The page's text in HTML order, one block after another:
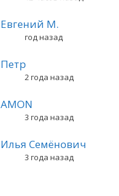
Евгений М.
год назад
Петр
2 года назад
AMON
3 года назад
Илья Семёнович
3 года назад